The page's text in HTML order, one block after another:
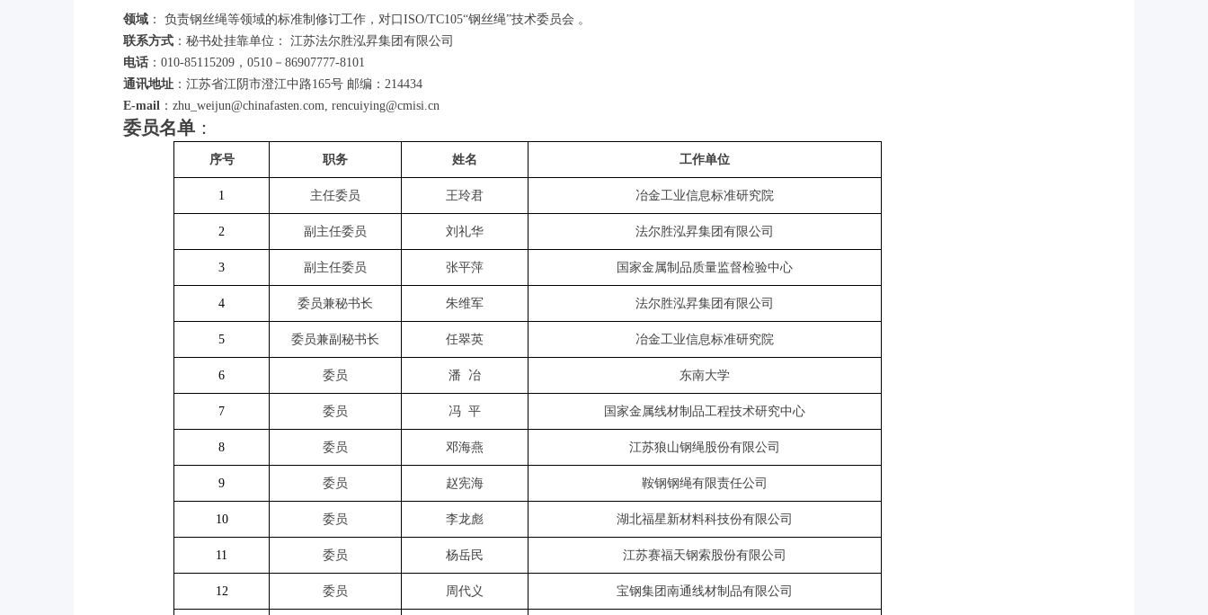
领域 ： 负责钢丝绳等领域的标准制修订工作，对口ISO/TC105“钢丝绳”技术委员会 。
联系方式 ：秘书处挂靠单位： 江苏法尔胜泓昇集团有限公司
电话 ：010-85115209，0510－86907777-8101
通讯地址 ：江苏省江阴市澄江中路165号 邮编：214434
E-mail ：zhu_weijun@chinafasten.com, rencuiying@cmisi.cn
委员名单 ：
序号 职务 姓名 工作单位
1 主任委员 王玲君 冶金工业信息标准研究院
2 副主任委员 刘礼华 法尔胜泓昇集团有限公司
3 副主任委员 张平萍 国家金属制品质量监督检验中心
4 委员兼秘书长 朱维军 法尔胜泓昇集团有限公司
5 委员兼副秘书长 任翠英 冶金工业信息标准研究院
6 委员 潘 冶 东南大学
7 委员 冯 平 国家金属线材制品工程技术研究中心
8 委员 邓海燕 江苏狼山钢绳股份有限公司
9 委员 赵宪海 鞍钢钢绳有限责任公司
10 委员 李龙彪 湖北福星新材料科技份有限公司
11 委员 杨岳民 江苏赛福天钢索股份有限公司
12 委员 周代义 宝钢集团南通线材制品有限公司